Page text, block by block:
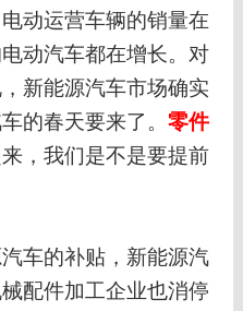
动运营车辆的销量在
动汽车都在增长。对
新能源汽车市场确实
的春天要来了。 零件
，我们是不是要提前
车的补贴， 新能源汽
配件加工企业也消停